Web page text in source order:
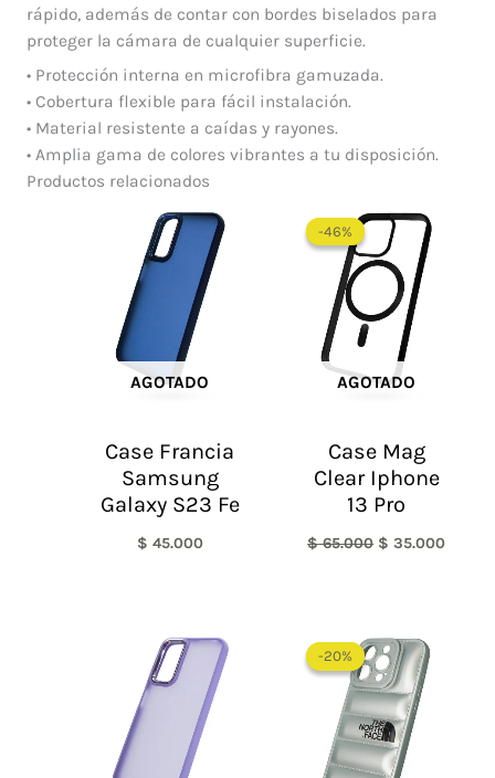
rápido, además de contar con bordes biselados para
proteger la cámara de cualquier superficie.
• Protección interna en microfibra gamuzada.
• Cobertura flexible para fácil instalación.
• Material resistente a caídas y rayones.
• Amplia gama de colores vibrantes a tu disposición.
Productos relacionados
AGOTADO
Case Francia
Samsung
Galaxy S23 Fe
$ 45.000
-46%
AGOTADO
-46%
Case Mag
Clear Iphone
13 Pro
$65.000
precio
original
era:
$ 65.000.
$ 35.000
-20%
-20%
precio
original
era:
$ 60.000.